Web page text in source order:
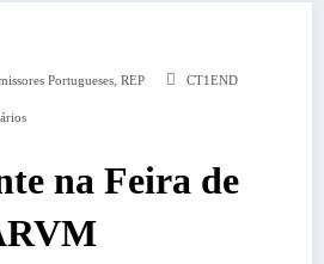
Portugueses, REP CT1END
na Feira de